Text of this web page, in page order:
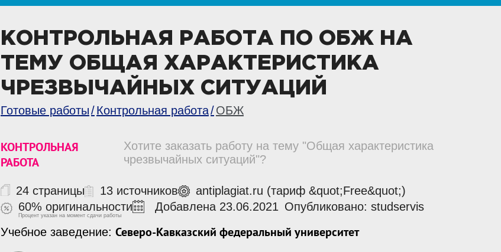
КОНТРОЛЬНАЯ РАБОТА ПО ОБЖ НА
ТЕМУ ОБЩАЯ ХАРАКТЕРИСТИКА
ЧРЕЗВЫЧАЙНЫХ СИТУАЦИЙ
Готовые работы Контрольная работа ОБЖ
КОНТРОЛЬНАЯ
РАБОТА
Хотите заказать работу на тему "Общая характеристика
чрезвычайных ситуаций"?
24 страницы 13 источников
antiplagiat.ru (тариф &quot;Free&quot;)
60% оригинальности
Процент указан на момент сдачи работы
Добавлена 23.06.2021 Опубликовано: studservis
Учебное заведение: Северо-Кавказский федеральный университет